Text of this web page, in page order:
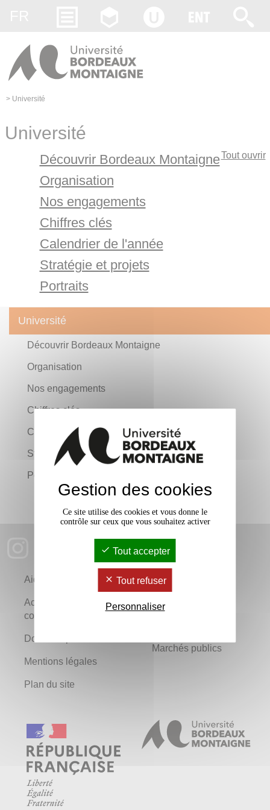
> Université
Université
Tout ouvrir
Découvrir Bordeaux Montaigne
Organisation
Nos engagements
Chiffres clés
Calendrier de l'année
Stratégie et projets
Portraits
Université
Découvrir Bordeaux Montaigne
Organisation
Nos engagements
Chiffres clés
Calendrier de l'année
Stratégie et projets
Portraits
Aide
Accessibilité : non
conforme
Données personnelles
Mentions légales
Plan du site
Newsletters
Location locaux
Marchés publics
Gestion des cookies
Ce site utilise des cookies et vous donne le
contrôle sur ceux que vous souhaitez activer
Tout accepter
Tout refuser
Personnaliser